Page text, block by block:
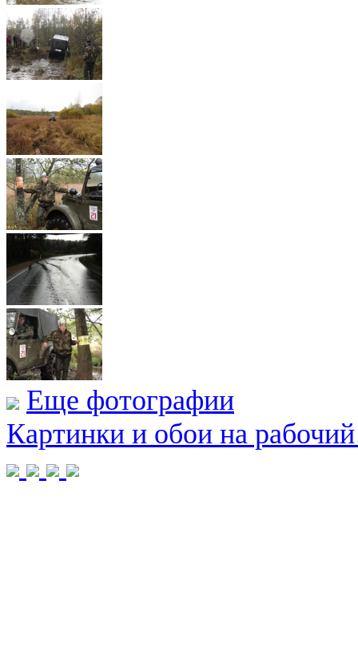
Еще фотографии
Картинки и обои на